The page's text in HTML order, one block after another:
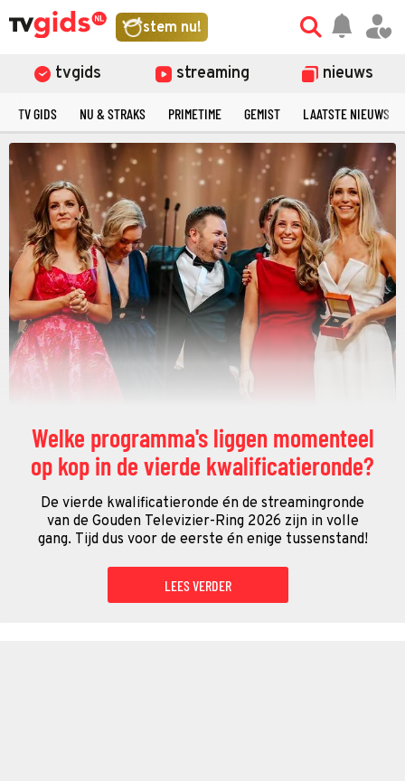
stem nu!
tvgids streaming nieuws
TV GIDS NU & STRAKS PRIMETIME GEMIST LAATSTE NIEUWS
Welke programma's liggen momenteel
op kop in de vierde kwalificatieronde?
De vierde kwalificatieronde én de streamingronde
van de Gouden Televizier-Ring 2026 zijn in volle
gang. Tijd dus voor de eerste én enige tussenstand!
LEES VERDER